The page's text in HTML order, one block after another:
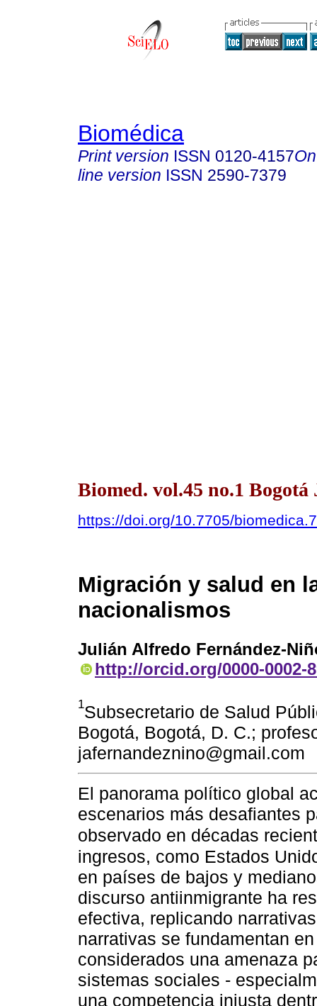
Biomédica
Print version ISSN 0120-4157
line version ISSN 2590-7379
Biomed. vol.45 no.1
https://doi.org/10.7705/
Migración y salud en
nacionalismos
Julián Alfredo Fernández-
http://orcid.org/0000-0002-
1Subsecretario de Salud
Bogotá, Bogotá, D. C.;
jafernandeznino@gmail.com
El panorama político global
escenarios más desafiantes
observado en décadas
ingresos, como Estados
en países de bajos y
discurso antiinmigrante ha
efectiva, replicando
narrativas se fundamentan
considerados una amenaza
sistemas sociales -
una competencia injusta